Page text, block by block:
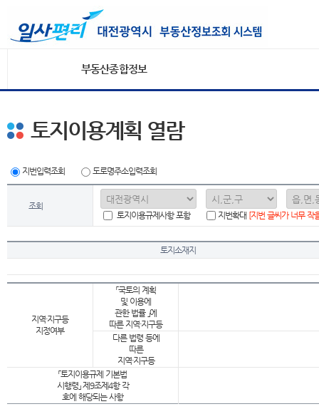
부동산종합정보
토지이용계획 열람
지번입력조회 도로명주소입력조회
조회
토지이용규제사항 포함
지번확대 [지번 글씨가 너무 작
토지소재지
지역·지구등
지정여부
「국토의 계획
및 이용에
관한 법률 」에
따른 지역·지구등
다른 법령 등에
따른
지역·지구등
「토지이용규제 기본법
시행령」 제9조제4항 각
호에 해당되는 사항